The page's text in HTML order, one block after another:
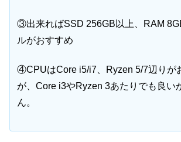
③出来ればSSD 256GB以上、RAM
ルがおすすめ
④CPUはCore i5/i7、Ryzen 5/7辺りが
が、Core i3やRyzen 3あたりでも良い
ん。